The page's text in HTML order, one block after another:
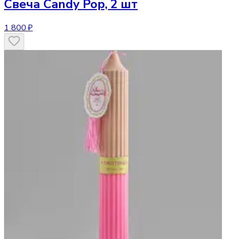
Свеча Candy Pop, 2 шт
1 800 ₽